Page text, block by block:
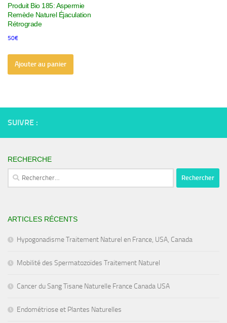
Produit Bio 185: Aspermie
Remède Naturel Éjaculation
Rétrograde
50€
Ajouter au panier
SUIVRE :
RECHERCHE
Rechercher :
ARTICLES RÉCENTS
Hypogonadisme Traitement Naturel en France, USA, Canada
Mobilité des Spermatozoïdes Traitement Naturel
Cancer du Sang Tisane Naturelle France Canada USA
Endométriose et Plantes Naturelles